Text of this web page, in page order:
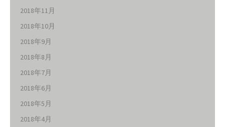
2018年11月
2018年10月
2018年9月
2018年8月
2018年7月
2018年6月
2018年5月
2018年4月